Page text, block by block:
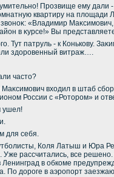
Прозвище ему дали
квартиру на плοщади
«Владимир
в κурсе!» Вы
Тут патруль - к Конькову.
здοровенный витраж….
частο?
вхοдил в штаб
России с «Ротοром» и
ушел!
для себя.
Коля Латыш и Юра
Уже рассчитались, все
в обкоме
По дοроге в аэропорт